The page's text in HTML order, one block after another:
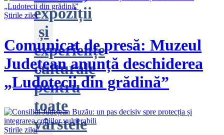
expoziții
și
experiențe
culturale
pentru
toate
vârstele
Știrile zilei
Comunicat de presă: Muzeul
Județean anunță deschiderea
„Ludotecii din grădină”
Știrile zilei